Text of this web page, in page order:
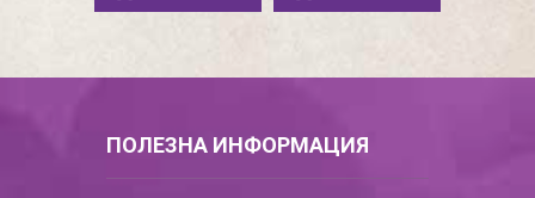
ПОЛЕЗНА ИНФОРМАЦИЯ